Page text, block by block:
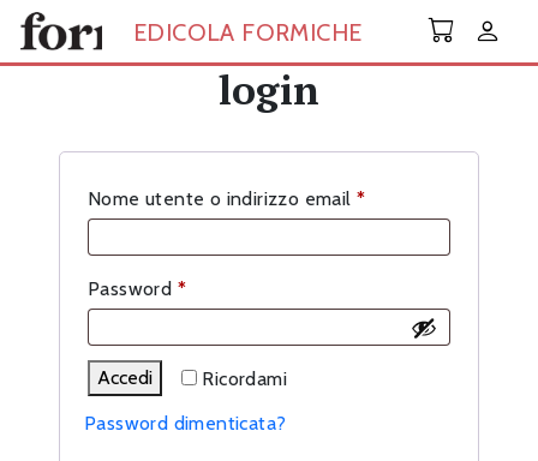
Skip to main content
EDICOLA FORMICHE
login
Nome utente o indirizzo email *Richiesto
Password *Richiesto
Ricordami
Accedi
Password dimenticata?